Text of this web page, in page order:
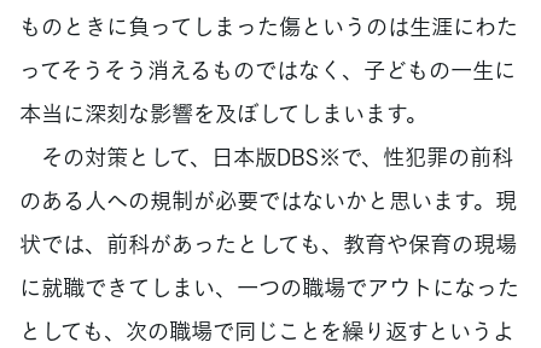
ものときに負ってしまった傷というのは生涯にわた
ってそうそう消えるものではなく、子どもの一生に
本当に深刻な影響を及ぼしてしまいます。
その対策として、日本版DBS※で、性犯罪の前科
のある人への規制が必要ではないかと思います。現
状では、前科があったとしても、教育や保育の現場
に就職できてしまい、一つの職場でアウトになった
としても、次の職場で同じことを繰り返すというよ